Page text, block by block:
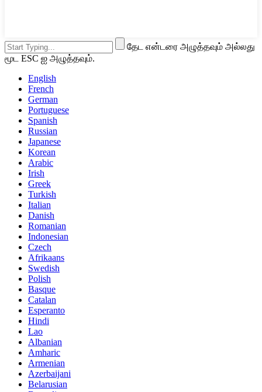
தேட என்டரை அழுத்தவும் அல்லது
மூட ESC ஐ அழுத்தவும்.
English
French
German
Portuguese
Spanish
Russian
Japanese
Korean
Arabic
Irish
Greek
Turkish
Italian
Danish
Romanian
Indonesian
Czech
Afrikaans
Swedish
Polish
Basque
Catalan
Esperanto
Hindi
Lao
Albanian
Amharic
Armenian
Azerbaijani
Belarusian